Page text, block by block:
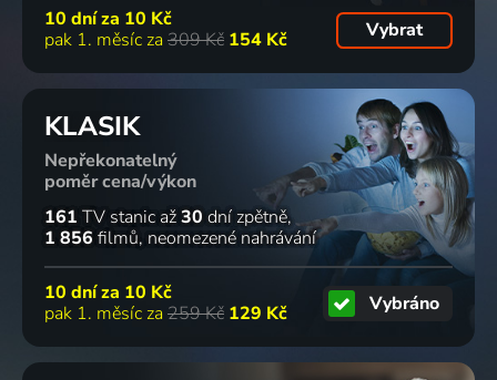
10 dní za 10 Kč
pak 1. měsíc za 309 Kč 154 Kč Vybrat
KLASIK
Nepřekonatelný
poměr cena/výkon
161 TV stanic až30 dní zpětně
1 856 filmů neomezené nahrávání
10 dní za 10 Kč
pak 1. měsíc za 259 Kč 129 Kč Vybráno